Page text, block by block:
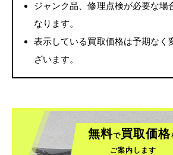
ジャンク品、修理点検が必要な場
なります。
表示している買取価格は予期なく
ざいます。
無料で買取価格
ご案内します